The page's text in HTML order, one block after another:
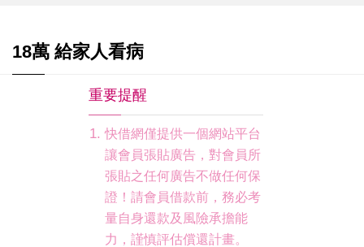
18萬 給家人看病
重要提醒
快借網僅提供一個網站平台
讓會員張貼廣告，對會員所
張貼之任何廣告不做任何保
證！請會員借款前，務必考
量自身還款及風險承擔能
力，謹慎評估償還計畫。